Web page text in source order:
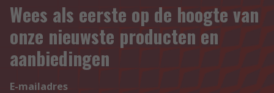
Wees als eerste op de hoogte van
onze nieuwste producten en
aanbiedingen
E-mailadres